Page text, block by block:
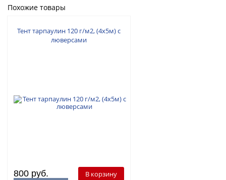
Похожие товары
Тент тарпаулин 120 г/м2, (4х5м) с
люверсами
800 руб.
В корзину